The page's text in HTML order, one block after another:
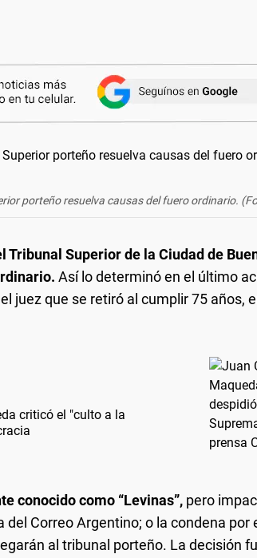
porteño resuelva causas del fuero ordinario.
Tribunal Superior de la Ciudad de
Así lo determinó en el último
el juez que se retiró al cumplir 75 años,
criticó el "culto a la
conocido como “Levinas”, pero
Correo Argentino; o la condena por
al tribunal porteño. La decisión